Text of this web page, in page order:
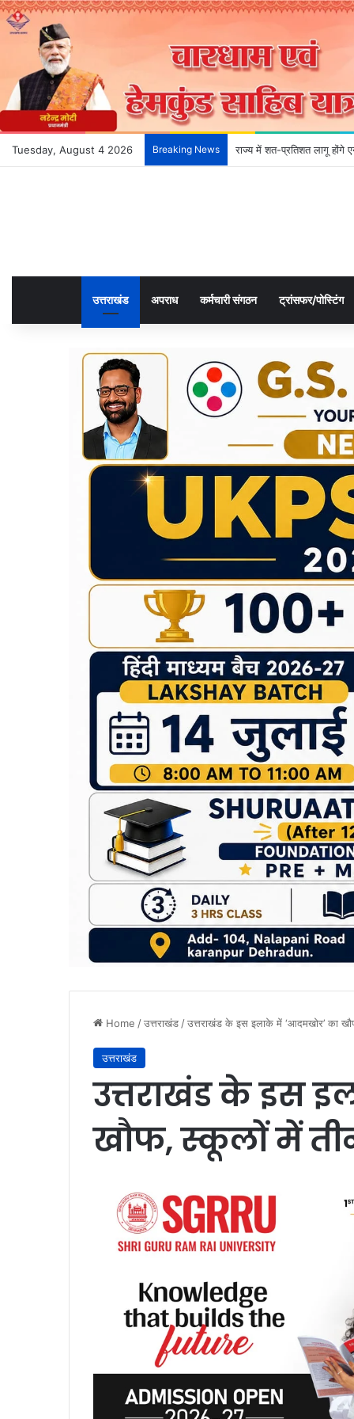
Tuesday, August 4 2026 Breaking News राज्य में शत-प्रतिशत लागू होंगे
उत्तराखंड अपराध कर्मचारी संगठन ट्रांसफर/पोस्टिंग
Home /उत्तराखंड/उत्तराखंड के इस इलाके में ‘आदमखोर’ का
उत्तराखंड
उत्तराखंड के इस
खौफ, स्कूलों में